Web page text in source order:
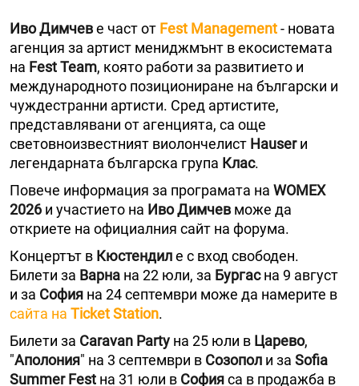
Иво Димчеве част от Fest Management- новата
агенция за артист мениджмънт в екосистемата
на Fest Team, която работи за развитието и
международното позициониране на български и
чуждестранни артисти. Сред артистите,
представлявани от агенцията, са още
световноизвестният виолончелист Hauserи
легендарната българска група Клас.
Повече информация за програмата на WOMEX
2026 и участието на Иво Димчев може да
откриете на официалния сайт на форума.
Концертът в Кюстендиле с вход свободен.
Билети за Варна на 22 юли, за Бургасна 9 август
и за София на 24 септември може да намерите в
сайта на Ticket Station.
Билети за Caravan Party на 25 юли в Царево,
"Аполония" на 3 септември в Созопол и за Sofia
Summer Fest на 31 юли в Софияса в продажба в